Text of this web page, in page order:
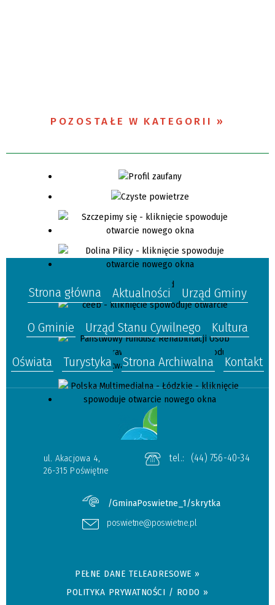
POZOSTAŁE W KATEGORII
Strona główna Aktualności Urząd Gminy
O Gminie Urząd Stanu Cywilnego Kultura
Oświata Turystyka Strona Archiwalna Kontakt
ul. Akacjowa 4,
26-315 Poświętne
tel.: (44) 756-40-34
/GminaPoswietne_1/skrytka
poswietne@poswietne.pl
PEŁNE DANE TELEADRESOWE »
POLITYKA PRYWATNOŚCI / RODO »